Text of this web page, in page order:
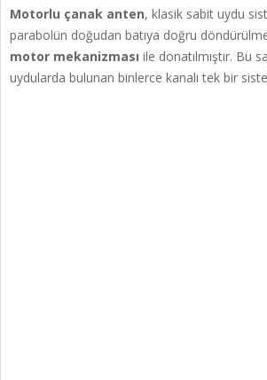
Motorlu çanak anten, klasik sabit uydu
parabolün doğudan batıya doğru
motor mekanizması ile donatılmıştır. Bu
uydularda bulunan binlerce kanalı tek bir